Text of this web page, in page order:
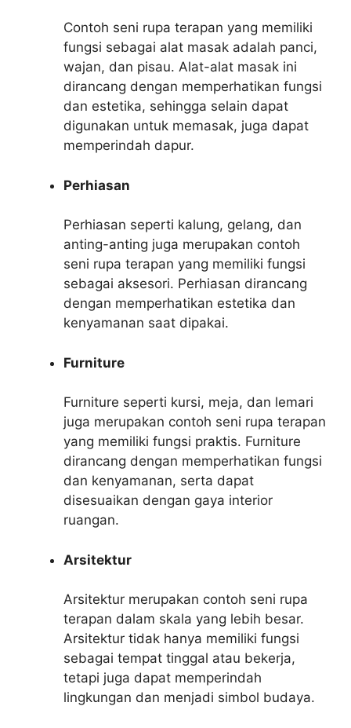
Contoh seni rupa terapan yang memiliki
fungsi sebagai alat masak adalah panci,
wajan, dan pisau. Alat-alat masak ini
dirancang dengan memperhatikan fungsi
dan estetika, sehingga selain dapat
digunakan untuk memasak, juga dapat
memperindah dapur.
Perhiasan
Perhiasan seperti kalung, gelang, dan
anting-anting juga merupakan contoh
seni rupa terapan yang memiliki fungsi
sebagai aksesori. Perhiasan dirancang
dengan memperhatikan estetika dan
kenyamanan saat dipakai.
Furniture
Furniture seperti kursi, meja, dan lemari
juga merupakan contoh seni rupa terapan
yang memiliki fungsi praktis. Furniture
dirancang dengan memperhatikan fungsi
dan kenyamanan, serta dapat
disesuaikan dengan gaya interior
ruangan.
Arsitektur
Arsitektur merupakan contoh seni rupa
terapan dalam skala yang lebih besar.
Arsitektur tidak hanya memiliki fungsi
sebagai tempat tinggal atau bekerja,
tetapi juga dapat memperindah
lingkungan dan menjadi simbol budaya.